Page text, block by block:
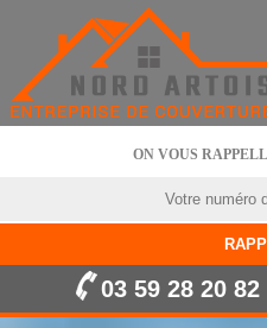
ON VOUS
03 59 28 20 82